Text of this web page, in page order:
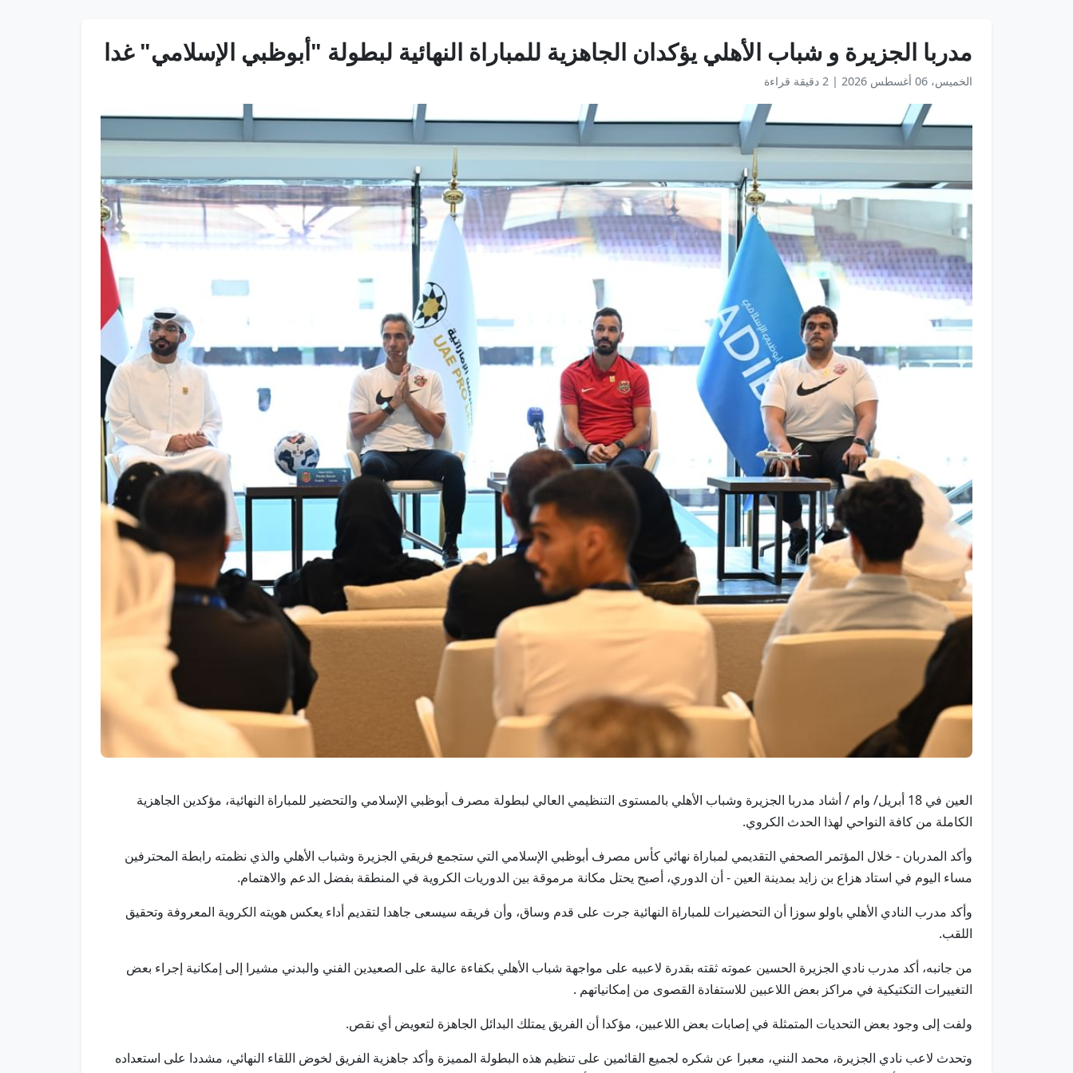
مدربا الجزيرة و شباب الأهلي يؤكدان الجاهزية للمباراة النهائية لبطولة "أبوظبي الإسلامي" غدا
الخميس، 06 أغسطس 2026 | 2 دقيقة قراءة
العين في 18 أبريل/ وام / أشاد مدربا الجزيرة وشباب الأهلي بالمستوى التنظيمي العالي لبطولة مصرف أبوظبي الإسلامي والتحضير للمباراة النهائية، مؤكدين الجاهزية
الكاملة من كافة النواحي لهذا الحدث الكروي.
وأكد المدربان - خلال المؤتمر الصحفي التقديمي لمباراة نهائي كأس مصرف أبوظبي الإسلامي التي ستجمع فريقي الجزيرة وشباب الأهلي والذي نظمته رابطة المحترفين
مساء اليوم في استاد هزاع بن زايد بمدينة العين - أن الدوري، أصبح يحتل مكانة مرموقة بين الدوريات الكروية في المنطقة بفضل الدعم والاهتمام.
وأكد مدرب النادي الأهلي باولو سوزا أن التحضيرات للمباراة النهائية جرت على قدم وساق، وأن فريقه سيسعى جاهدا لتقديم أداء يعكس هويته الكروية المعروفة وتحقيق
اللقب.
من جانبه، أكد مدرب نادي الجزيرة الحسين عموته ثقته بقدرة لاعبيه على مواجهة شباب الأهلي بكفاءة عالية على الصعيدين الفني والبدني مشيرا إلى إمكانية إجراء بعض
التغييرات التكتيكية في مراكز بعض اللاعبين للاستفادة القصوى من إمكانياتهم .
ولفت إلى وجود بعض التحديات المتمثلة في إصابات بعض اللاعبين، مؤكدا أن الفريق يمتلك البدائل الجاهزة لتعويض أي نقص.
وتحدث لاعب نادي الجزيرة، محمد النني، معبرا عن شكره لجميع القائمين على تنظيم هذه البطولة المميزة وأكد جاهزية الفريق لخوض اللقاء النهائي، مشددا على استعداده